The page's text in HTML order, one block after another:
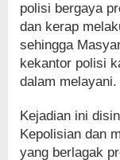
polisi bergaya
dan kerap
sehingga
kekantor polisi
dalam melayani.
Kejadian ini
Kepolisian dan
yang berlagak